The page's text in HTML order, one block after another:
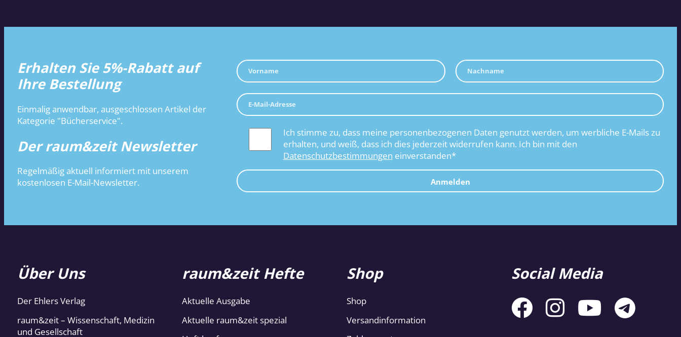
Erhalten Sie 5%-Rabatt auf
Ihre Bestellung
Einmalig anwendbar, ausgeschlossen Artikel der
Kategorie "Bücherservice".
Der raum&zeit Newsletter
Regelmäßig aktuell informiert mit unserem
kostenlosen E-Mail-Newsletter.
Ich stimme zu, dass meine personenbezogenen Daten genutzt werden, um werbliche E-Mails zu
erhalten, und weiß, dass ich dies jederzeit widerrufen kann. Ich bin mit den
Datenschutzbestimmungen einverstanden*
Anmelden
Über Uns
Der Ehlers Verlag
raum&zeit – Wissenschaft, Medizin
und Gesellschaft
raum&zeit Hefte
Aktuelle Ausgabe
Aktuelle raum&zeit spezial
Shop
Shop
Versandinformation
Social Media